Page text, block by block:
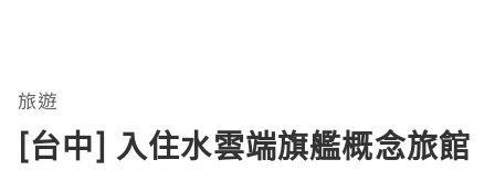
旅遊
[台中] 入住水雲端旗艦概念旅館